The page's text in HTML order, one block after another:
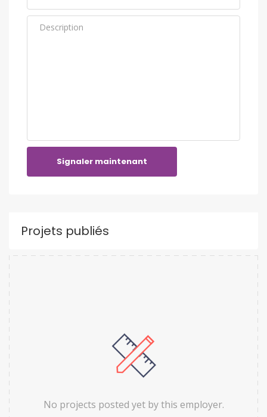
Signaler maintenant
Projets publiés
No projects posted yet by this employer.